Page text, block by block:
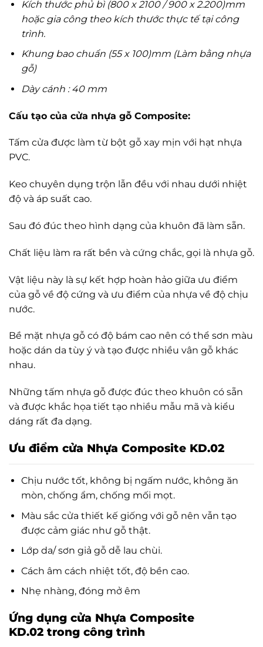
Kích thước phủ bì (800 x 2100 / 900 x 2.200)mm
hoặc gia công theo kích thước thực tế tại công
trình.
Khung bao chuẩn (55 x 100)mm (Làm bằng nhựa
gỗ)
Dày cánh : 40 mm
Cấu tạo của cửa nhựa gỗ Composite:
Tấm cửa được làm từ bột gỗ xay mịn với hạt nhựa
PVC.
Keo chuyên dụng trộn lẫn đều với nhau dưới nhiệt
độ và áp suất cao.
Sau đó đúc theo hình dạng của khuôn đã làm sẵn.
Chất liệu làm ra rất bền và cứng chắc, gọi là nhựa gỗ.
Vật liệu này là sự kết hợp hoàn hảo giữa ưu điểm
của gỗ về độ cứng và ưu điểm của nhựa về độ chịu
nước.
Bề mặt nhựa gỗ có độ bám cao nên có thể sơn màu
hoặc dán da tùy ý và tạo được nhiều vân gỗ khác
nhau.
Những tấm nhựa gỗ được đúc theo khuôn có sẵn
và được khắc họa tiết tạo nhiều mẫu mã và kiểu
dáng rất đa dạng.
Ưu điểm cửa Nhựa Composite KD.02
Chịu nước tốt, không bị ngấm nước, không ăn
mòn, chống ẩm, chống mối mọt.
Màu sắc cửa thiết kế giống với gỗ nên vẫn tạo
được cảm giác như gỗ thật.
Lớp da/ sơn giả gỗ dễ lau chùi.
Cách âm cách nhiệt tốt, độ bền cao.
Nhẹ nhàng, đóng mở êm
Ứng dụng cửa Nhựa Composite
KD.02 trong công trình